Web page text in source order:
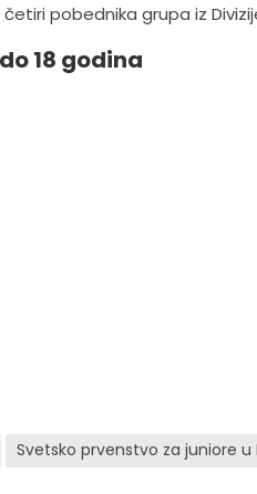
pobednika grupa iz
18 godina
Svetsko prvenstvo za juniore u